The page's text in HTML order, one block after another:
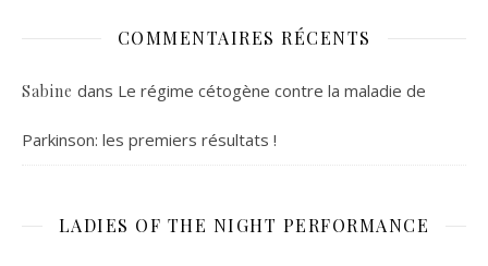
COMMENTAIRES RÉCENTS
Sabine dans Le régime cétogène contre la maladie de
Parkinson: les premiers résultats !
LADIES OF THE NIGHT PERFORMANCE